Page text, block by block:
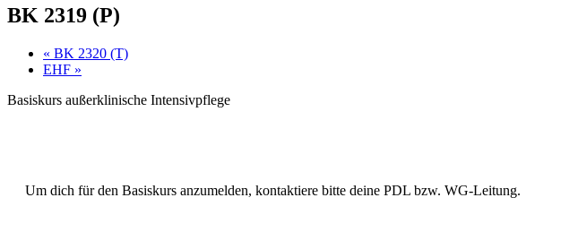
BK 2319 (P)
« BK 2320 (T)
EHF »
Basiskurs außerklinische Intensivpflege
Um dich für den Basiskurs anzumelden, kontaktiere bitte deine PDL bzw. WG-Leitung.